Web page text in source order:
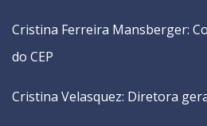
Cristina Ferreira Mansberger:
do CEP
Cristina Velasquez: Diretora